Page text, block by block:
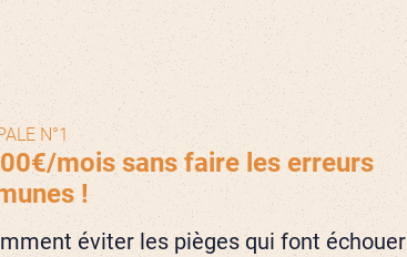
N°1
mois sans faire les erreurs
!
éviter les pièges qui font échouer